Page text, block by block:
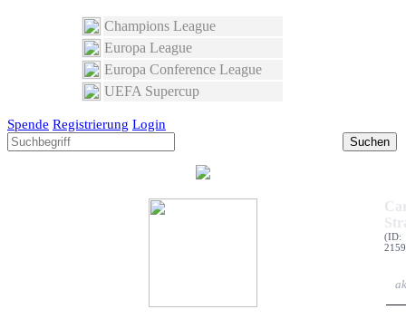
Champions League
Europa League
Europa Conference League
UEFA Supercup
Spende Registrierung Login
Suchen
(ID: